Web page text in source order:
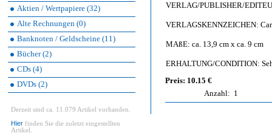
Aktien / Wertpapiere (32)
Alte Rechnungen (0)
Banknoten / Geldscheine (11)
Bücher (2)
CDs (4)
DVDs (2)
Derzeit sind ca. 11.079 Artikel vorhanden.
Hier finden Sie die zuletzt eingestellten
Artikel.
VERLAG/PUBLISHER/
VERLAGSKENNZEICHEN:
MAßE: ca. 13,9 cm x ca. 9 cm
ERHALTUNG/CONDITION:
Preis: 10.15 €
Anzahl: 1